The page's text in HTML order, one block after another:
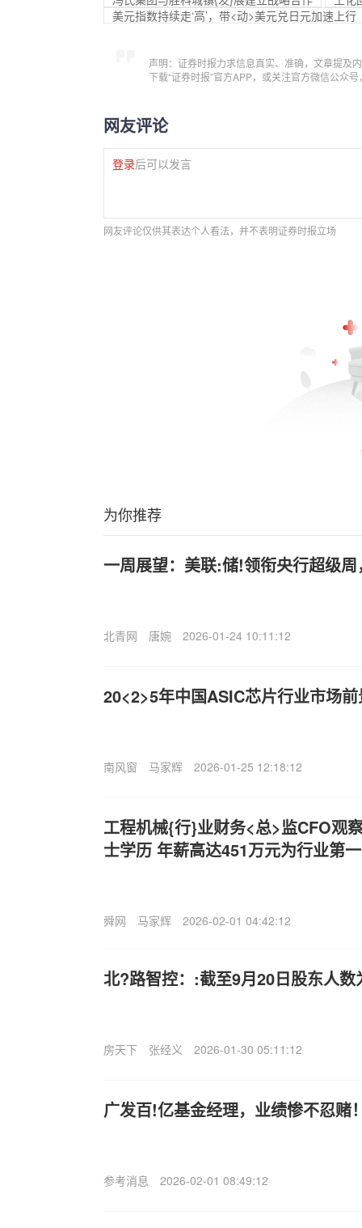
美元指数持续走‘高’，带<动>美元兑日元加速上行
声明：证券时报力求信息真实、准确，文章提及
下载“证券时报”官方APP，或关注官方微信公众
网友评论
登录后可以发言
网友评论仅供其表达个人看法，并不表明证券时报立场
为你推荐
一周展望：美联:储!领衔央行超级
北青网 唐婉 2026-01-24 10:11:12
20<2>5年中国ASIC芯片行业市场
南风窗 马家辉 2026-01-25 12:18:12
工程机械{行}业财务<总>监CFO观
士学历 年薪高达451万元为行业第一
舜网 马家辉 2026-02-01 04:42:12
北?路智控：:截至9月20日股东人数
房天下 张经义 2026-01-30 05:11:12
广发百!亿基金经理，业绩惨不忍赌
参考消息 2026-02-01 08:49:12